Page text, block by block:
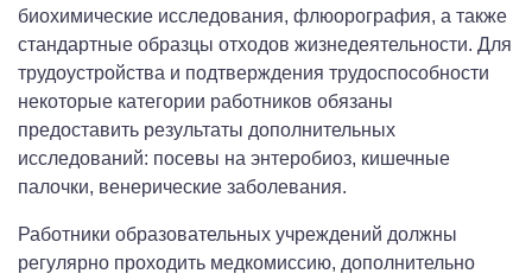
биохимические исследования, флюорография, а также
стандартные образцы отходов жизнедеятельности. Для
трудоустройства и подтверждения трудоспособности
некоторые категории работников обязаны
предоставить результаты дополнительных
исследований: посевы на энтеробиоз, кишечные
палочки, венерические заболевания.
Работники образовательных учреждений должны
регулярно проходить медкомиссию, дополнительно